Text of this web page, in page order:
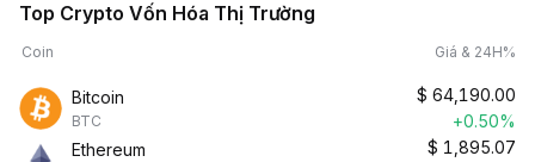
Top Crypto Vốn Hóa Thị Trường
Coin Giá & 24H%
Bitcoin
BTC
$ 64,190.00
+0.50%
Ethereum
$ 1,895.07